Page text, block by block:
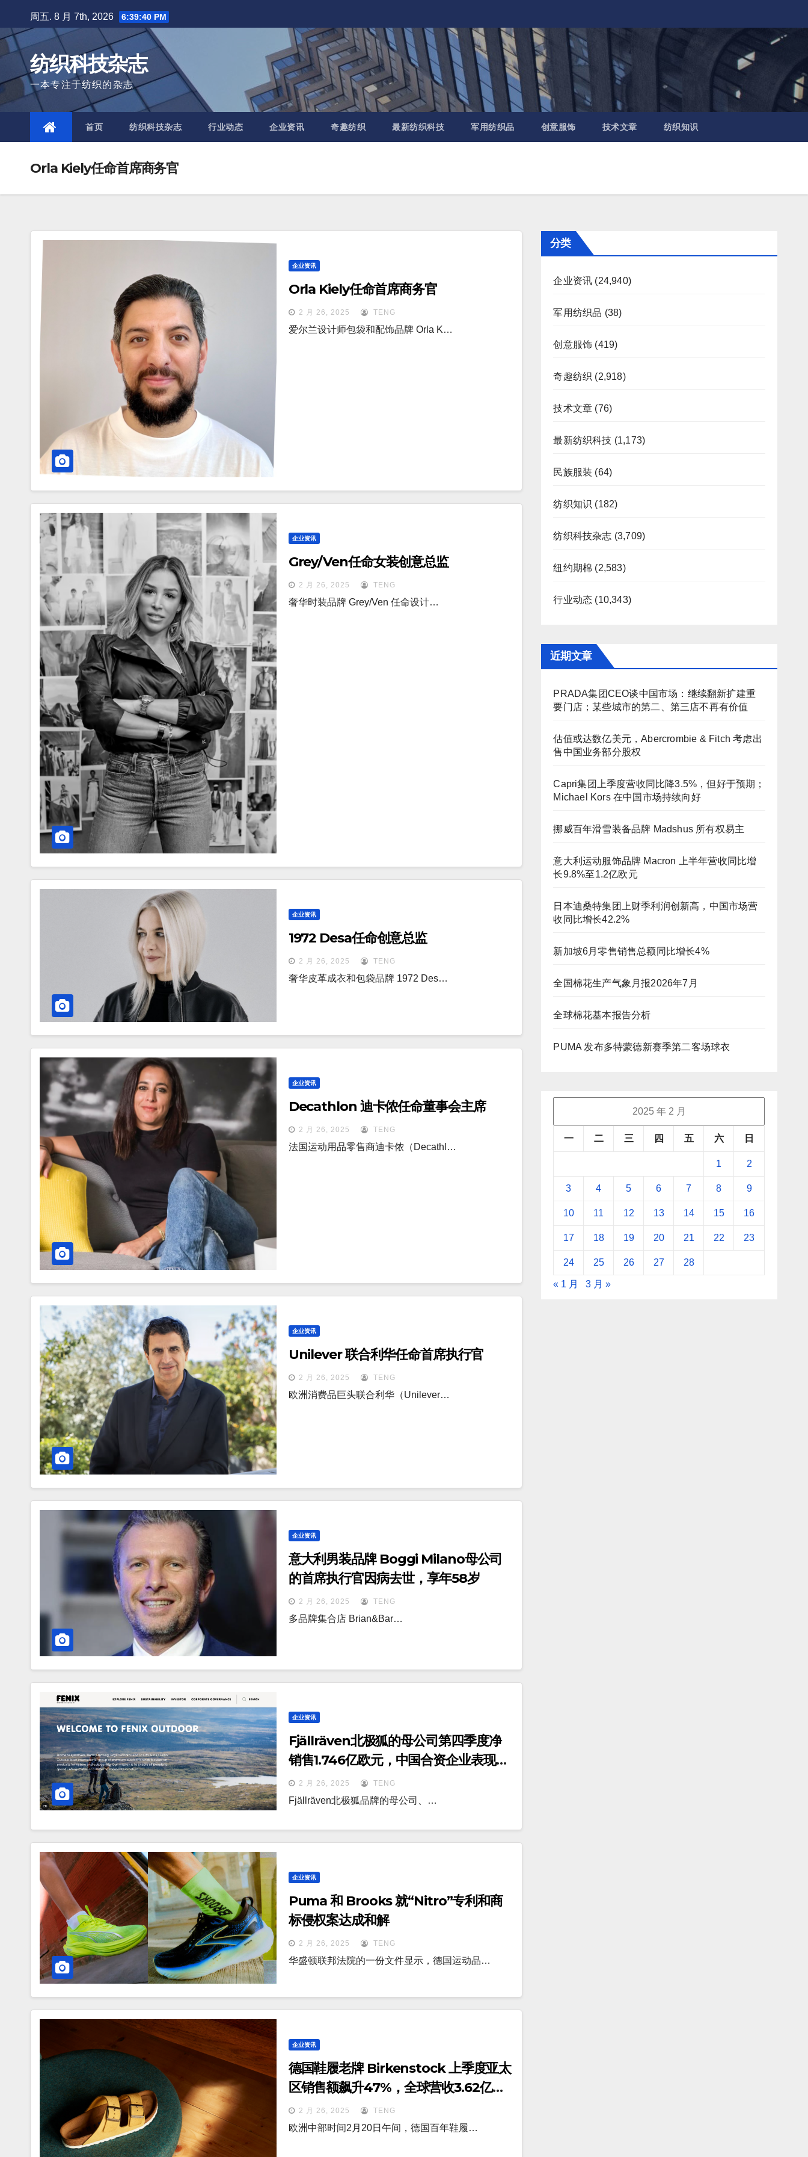
to
content
周五. 8 月 7th, 2026 6:39:42 PM
纺织科技杂志
一本专注于纺织的杂志
首页 纺织科技杂志 行业动态 企业资讯 奇趣纺织 最新纺织科技 军用纺织品 创意服饰 技术文章 纺织知识
Orla Kiely任命首席商务官
企业资讯
Orla Kiely任命首席商务官
2 月 26, 2025 TENG
爱尔兰设计师包袋和配饰品牌 Orla K…
企业资讯
Grey/Ven任命女装创意总监
2 月 26, 2025 TENG
奢华时装品牌 Grey/Ven 任命设计…
企业资讯
1972 Desa任命创意总监
2 月 26, 2025 TENG
奢华皮革成衣和包袋品牌 1972 Des…
企业资讯
Decathlon 迪卡侬任命董事会主席
2 月 26, 2025 TENG
法国运动用品零售商迪卡侬（Decathl…
企业资讯
Unilever 联合利华任命首席执行官
2 月 26, 2025 TENG
欧洲消费品巨头联合利华（Unilever…
企业资讯
意大利男装品牌 Boggi Milano母公司
的首席执行官因病去世，享年58岁
2 月 26, 2025 TENG
多品牌集合店 Brian&Bar…
企业资讯
Fjällräven北极狐的母公司第四季度净
销售1.746亿欧元，中国合资企业表现最
佳2 月 26, 2025 TENG
Fjällräven北极狐品牌的母公司、…
企业资讯
Puma 和 Brooks 就“Nitro”专利和商
标侵权案达成和解
2 月 26, 2025 TENG
华盛顿联邦法院的一份文件显示，德国运动品…
企业资讯
德国鞋履老牌 Birkenstock 上季度亚太
区销售额飙升47%，全球营收3.62亿欧
元超预期
2 月 26, 2025 TENG
欧洲中部时间2月20日午间，德国百年鞋履…
分类
企业资讯 (24,940)
军用纺织品 (38)
创意服饰 (419)
奇趣纺织 (2,918)
技术文章 (76)
最新纺织科技 (1,173)
民族服装 (64)
纺织知识 (182)
纺织科技杂志 (3,709)
纽约期棉 (2,583)
行业动态 (10,343)
近期文章
PRADA集团CEO谈中国市场：继续翻新扩建重
要门店；某些城市的第二、第三店不再有价值
估值或达数亿美元，Abercrombie & Fitch 考虑出
售中国业务部分股权
Capri集团上季度营收同比降3.5%，但好于预期；
Michael Kors 在中国市场持续向好
挪威百年滑雪装备品牌 Madshus 所有权易主
意大利运动服饰品牌 Macron 上半年营收同比增
长9.8%至1.2亿欧元
日本迪桑特集团上财季利润创新高，中国市场营
收同比增长42.2%
新加坡6月零售销售总额同比增长4%
全国棉花生产气象月报2026年7月
全球棉花基本报告分析
PUMA 发布多特蒙德新赛季第二客场球衣
2025 年 2 月
一 二 三 四 五 六 日
1 2
3 4 5 6 7 8 9
10 11 12 13 14 15 16
17 18 19 20 21 22 23
24 25 26 27 28
« 1 月 3 月 »